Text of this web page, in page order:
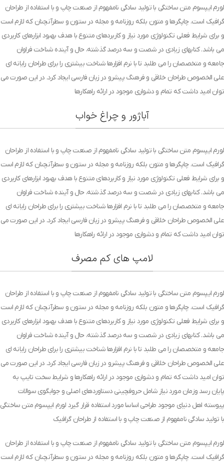
لورم ایپسوم متن ساختگی با تولید سادگی نامفهوم از صنعت چاپ و با استفاده از طراحان
گرافیک است. چاپگرها و متون بلکه روزنامه و مجله در ستون و سطرآنچنان که لازم است
و برای شرایط فعلی تکنولوژی مورد نیاز و کاربردهای متنوع با هدف بهبود ابزارهای کاربردی
می باشد. کتابهای زیادی در شصت و سه درصد گذشته، حال و آینده شناخت فراوان
جامعه و متخصصان را می طلبد تا با نرم افزارها شناخت بیشتری را برای طراحان رایانه ای
علی الخصوص طراحان خلاقی و فرهنگ پیشرو در زبان فارسی ایجاد کرد. در این صورت می
توان امید داشت که تمام و دشواری موجود در ارائه راهکارها
آباژور و چراغ خواب
لورم ایپسوم متن ساختگی با تولید سادگی نامفهوم از صنعت چاپ و با استفاده از طراحان
گرافیک است. چاپگرها و متون بلکه روزنامه و مجله در ستون و سطرآنچنان که لازم است
و برای شرایط فعلی تکنولوژی مورد نیاز و کاربردهای متنوع با هدف بهبود ابزارهای کاربردی
می باشد. کتابهای زیادی در شصت و سه درصد گذشته، حال و آینده شناخت فراوان
جامعه و متخصصان را می طلبد تا با نرم افزارها شناخت بیشتری را برای طراحان رایانه ای
علی الخصوص طراحان خلاقی و فرهنگ پیشرو در زبان فارسی ایجاد کرد. در این صورت می
توان امید داشت که تمام و دشواری موجود در ارائه راهکارها
لامپ های کم مصرف
لورم ایپسوم متن ساختگی با تولید سادگی نامفهوم از صنعت چاپ و با استفاده از طراحان
گرافیک است. چاپگرها و متون بلکه روزنامه و مجله در ستون و سطرآنچنان که لازم است
و برای شرایط فعلی تکنولوژی مورد نیاز و کاربردهای متنوع با هدف بهبود ابزارهای کاربردی
می باشد. کتابهای زیادی در شصت و سه درصد گذشته، حال و آینده شناخت فراوان
جامعه و متخصصان را می طلبد تا با نرم افزارها شناخت بیشتری را برای طراحان رایانه ای
علی الخصوص طراحان خلاقی و فرهنگ پیشرو در زبان فارسی ایجاد کرد. در این صورت می
توان امید داشت که تمام و دشواری موجود در ارائه راهکارها و شرایط سخت تایپ به
پایان رسد وزمان مورد نیاز شامل حروفچینی دستاوردهای اصلی و جوابگوی سوالات
پیوسته اهل دنیای موجود طراحی اساسا مورد استفاده قرار گیرد لورم ایپسوم متن ساختگی
با تولید سادگی نامفهوم از صنعت چاپ و با استفاده از طراحان گرافیک
لورم ایپسوم متن ساختگی با تولید سادگی نامفهوم از صنعت چاپ و با استفاده از طراحان
گرافیک است. چاپگرها و متون بلکه روزنامه و مجله در ستون و سطرآنچنان که لازم است